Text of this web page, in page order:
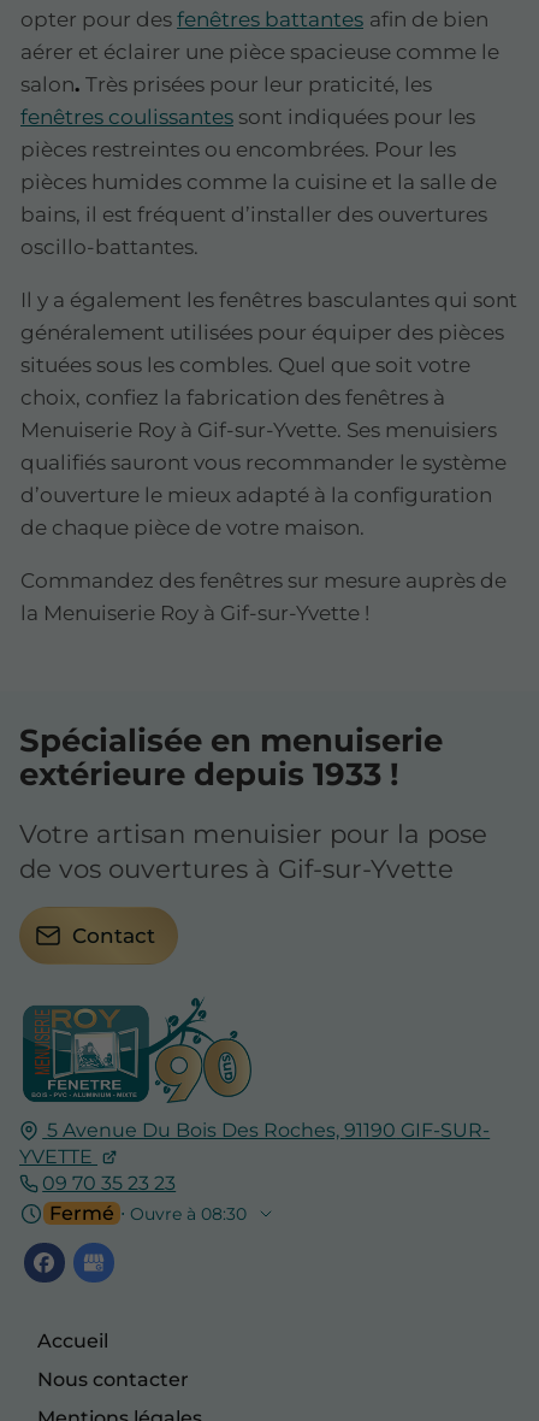
opter pour des fenêtres battantes afin de bien
aérer et éclairer une pièce spacieuse comme le
salon. Très prisées pour leur praticité, les
fenêtres coulissantes sont indiquées pour les
pièces restreintes ou encombrées. Pour les
pièces humides comme la cuisine et la salle de
bains, il est fréquent d’installer des ouvertures
oscillo-battantes.
Il y a également les fenêtres basculantes qui sont
généralement utilisées pour équiper des pièces
situées sous les combles. Quel que soit votre
choix, confiez la fabrication des fenêtres à
Menuiserie Roy à Gif-sur-Yvette. Ses menuisiers
qualifiés sauront vous recommander le système
d’ouverture le mieux adapté à la configuration
de chaque pièce de votre maison.
Commandez des fenêtres sur mesure auprès de
la Menuiserie Roy à Gif-sur-Yvette !
5 Avenue Du Bois Des Roches,91190 GIF-SUR-
YVETTE
09 70 35 23 23
Fermé ⋅ Ouvre à 08:30
Accueil
Nous contacter
Spécialisée en menuiserie
extérieure depuis 1933 !
Votre artisan menuisier pour la pose
de vos ouvertures à Gif-sur-Yvette
Contact